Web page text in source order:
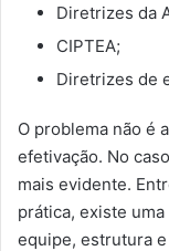
Diretrizes da
CIPTEA;
Diretrizes de
O problema não é
efetivação. No
mais evidente.
prática, existe
equipe, estrutura